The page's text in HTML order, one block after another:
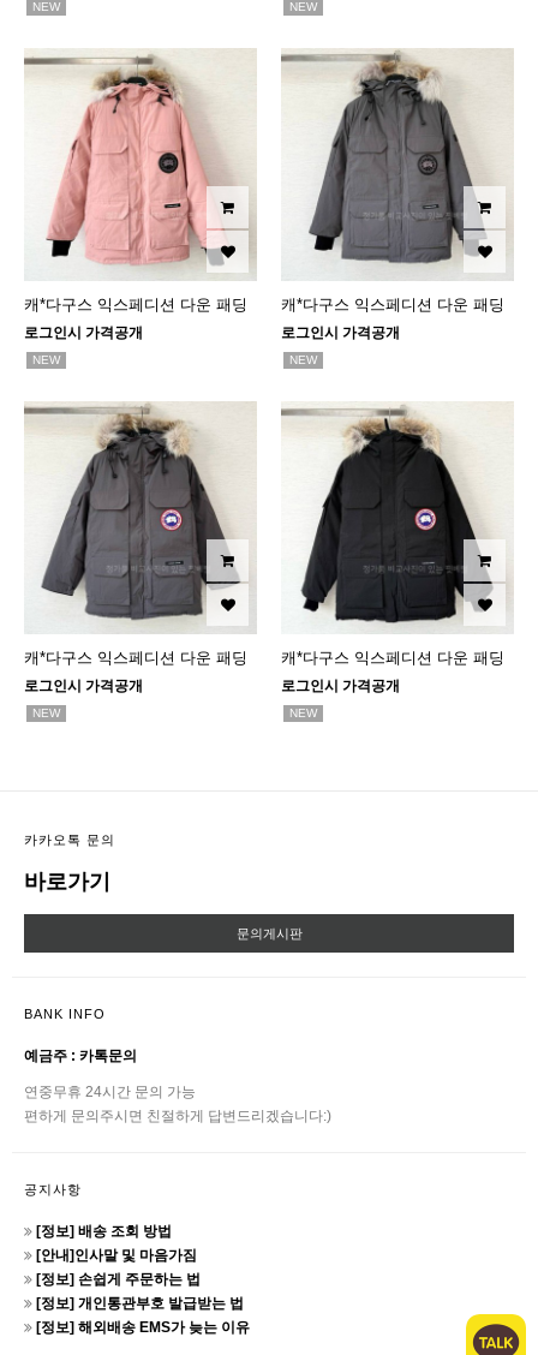
NEW NEW
캐*다구스 익스페디션 다운 패딩
로그인시 가격공개
NEW
캐*다구스 익스페디션 다운 패딩
로그인시 가격공개
NEW
캐*다구스 익스페디션 다운 패딩
로그인시 가격공개
NEW
캐*다구스 익스페디션 다운 패딩
로그인시 가격공개
NEW
카카오톡 문의
바로가기
문의게시판
BANK INFO
예금주 : 카톡문의
연중무휴 24시간 문의 가능
편하게 문의주시면 친절하게 답변드리겠습니다:)
공지사항
[정보] 배송 조회 방법
[안내]인사말 및 마음가짐
[정보] 손쉽게 주문하는 법
[정보] 개인통관부호 발급받는 법
[정보] 해외배송 EMS가 늦는 이유